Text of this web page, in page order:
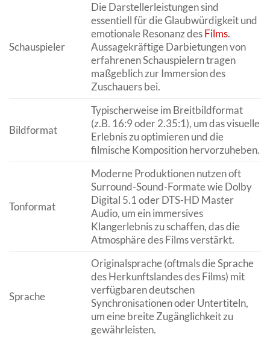
Schauspieler
Die Darstellerleistungen sind
essentiell für die Glaubwürdigkeit und
emotionale Resonanz desFilms.
Aussagekräftige Darbietungen von
erfahrenen Schauspielern tragen
maßgeblich zur Immersion des
Zuschauers bei.
Bildformat
Typischerweise im Breitbildformat
(z.B. 16:9 oder 2.35:1), um das visuelle
Erlebnis zu optimieren und die
filmische Komposition hervorzuheben.
Tonformat
Moderne Produktionen nutzen oft
Surround-Sound-Formate wie Dolby
Digital 5.1 oder DTS-HD Master
Audio, um ein immersives
Klangerlebnis zu schaffen, das die
Atmosphäre des Films verstärkt.
Sprache
Originalsprache (oftmals die Sprache
des Herkunftslandes des Films) mit
verfügbaren deutschen
Synchronisationen oder Untertiteln,
um eine breite Zugänglichkeit zu
gewährleisten.